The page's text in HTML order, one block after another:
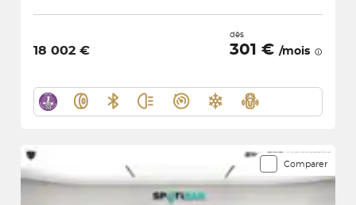
18 002 €
dès
301 € /mois
Comparer